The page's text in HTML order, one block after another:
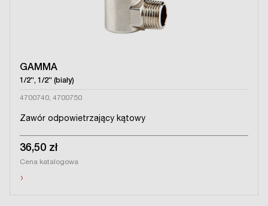
GAMMA
1/2'', 1/2'' (biały)
4700740, 4700750
Zawór odpowietrzający kątowy
36,50 zł
Cena katalogowa
›